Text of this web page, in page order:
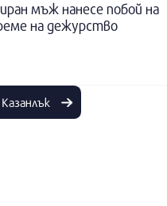
мъж нанесе побой на
на дежурство